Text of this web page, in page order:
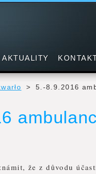
> 5.-8.9.2016
že z důvodu
AKTUALITY